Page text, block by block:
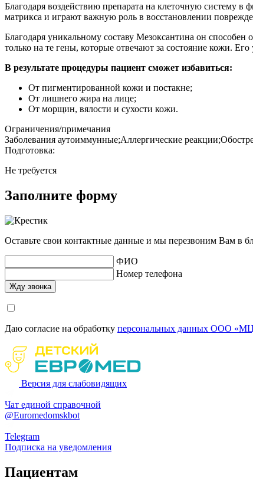
Благодаря воздействию препарата на клеточную систему в
матрикса и играют важную роль в восстановлении
Благодаря уникальному составу Мезоксантина он
только на те гены, которые отвечают за состояние кожи.
В результате процедуры пациент сможет избавиться:
От пигментированной кожи и постакне;
От лишнего жира на лице;
От морщин, вялости и сухости кожи.
Ограничения/примечания
Заболевания аутоиммунные;Аллергические
Подготовка:
Не требуется
Заполните форму
Оставьте свои контактные данные и мы перезвоним Вам в
ФИО
Номер телефона
Даю согласие на обработку персональных данных ООО
Версия для слабовидящих
Чат единой справочной
@Euromedomskbot
Telegram
Подписка на уведомления
Пациентам